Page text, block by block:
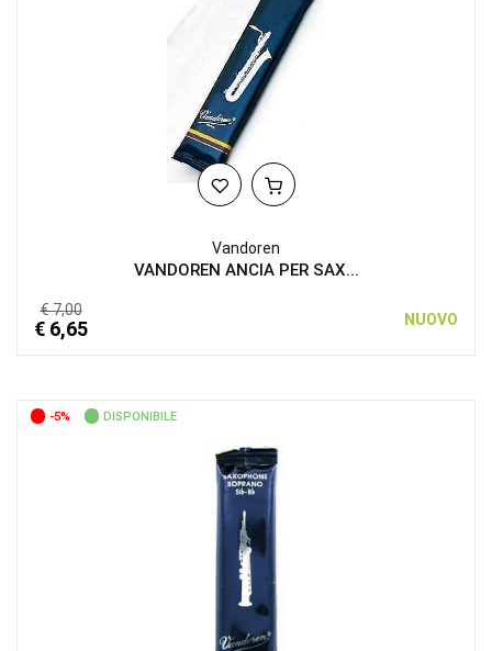
Vandoren
VANDOREN ANCIA PER SAX...
€ 7,00
€ 6,65 NUOVO
-5% DISPONIBILE